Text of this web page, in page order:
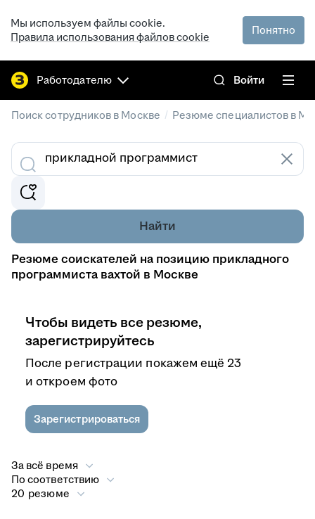
Мы используем файлы cookie.
Правила использования файлов cookie
Понятно
Работодателю Войти
Поиск сотрудников в Москве / Резюме специалистов в
Найти
Резюме соискателей на позицию прикладного
программиста вахтой в Москве
Чтобы видеть все резюме,
зарегистрируйтесь
После регистрации покажем ещё 23
и откроем фото
Зарегистрироваться
За всё время
По соответствию
20 резюме